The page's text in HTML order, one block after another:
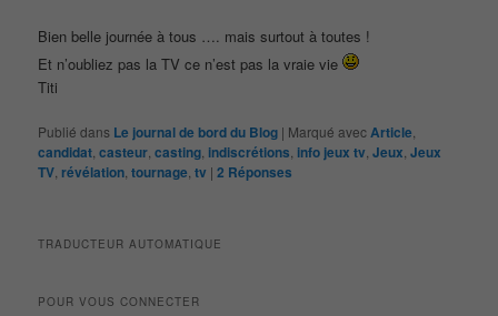
Bien belle journée à tous …. mais surtout à toutes !
Et n’oubliez pas la TV ce n’est pas la vraie vie
Titi
Publié dans Le journal de bord du Blog | Marqué avecArticle,
candidat,casteur,casting, indiscrétions, info jeux tv,Jeux,Jeux
TV, révélation,tournage,tv |2 Réponses
TRADUCTEUR AUTOMATIQUE
POUR VOUS CONNECTER